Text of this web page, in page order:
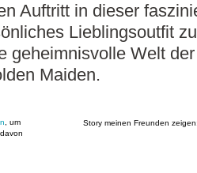
Auftritt in dieser
Lieblingsoutfit
geheimnisvolle Welt
Maiden.
Story meinen Freunden
, um